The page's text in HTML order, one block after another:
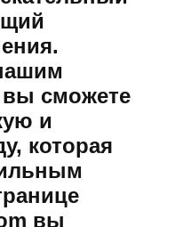
сможете
и
которая
вы